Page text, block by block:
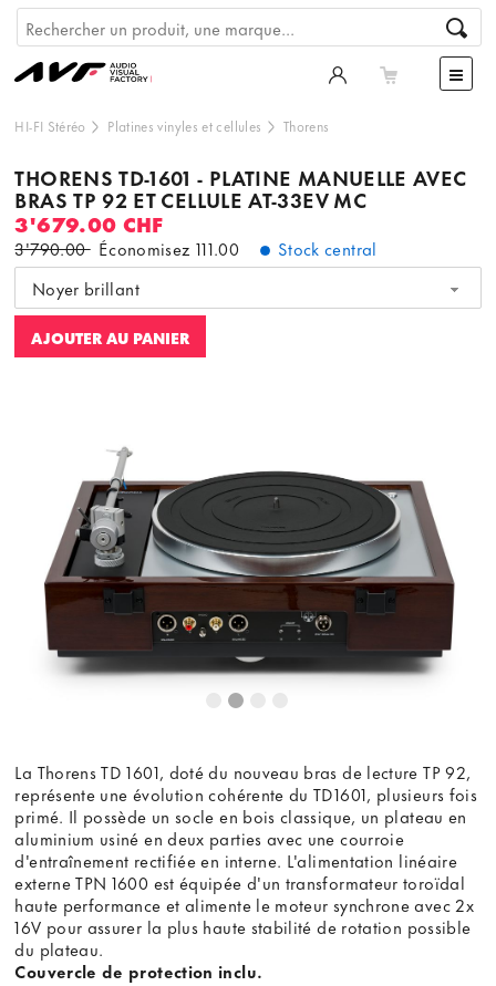
HI-FI Stéréo Platines vinyles et cellules Thorens
THORENS TD-1601 - PLATINE MANUELLE AVEC
BRAS TP 92 ET CELLULE AT-33EV MC
3'679.00 CHF
3'790.00 Économisez 111.00
Stock central
Noyer brillant
AJOUTER AU PANIER
La Thorens TD 1601, doté du nouveau bras de lecture TP 92,
représente une évolution cohérente du TD1601, plusieurs fois
primé. Il possède un socle en bois classique, un plateau en
aluminium usiné en deux parties avec une courroie
d'entraînement rectifiée en interne. L'alimentation linéaire
externe TPN 1600 est équipée d'un transformateur toroïdal
haute performance et alimente le moteur synchrone avec 2x
16V pour assurer la plus haute stabilité de rotation possible
du plateau.
Couvercle de protection inclu.